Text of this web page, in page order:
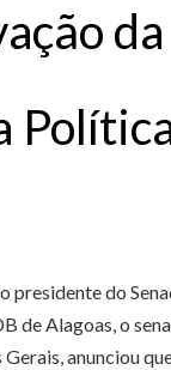
presidente do
de Alagoas, o
anunciou